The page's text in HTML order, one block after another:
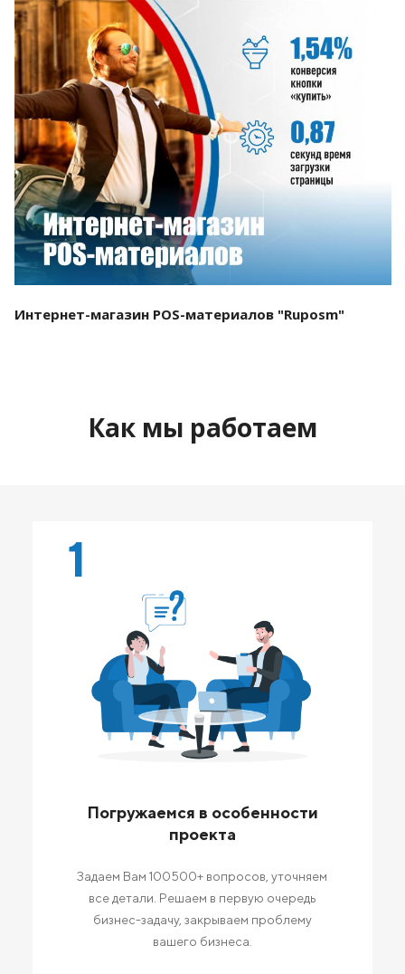
Смотреть проект
Интернет-магазин POS-материалов "Ruposm"
Как мы работаем
1
Погружаемся в особенности
проекта
Задаем Вам 100500+ вопросов, уточняем
все детали. Решаем в первую очередь
бизнес-задачу, закрываем проблему
вашего бизнеса.